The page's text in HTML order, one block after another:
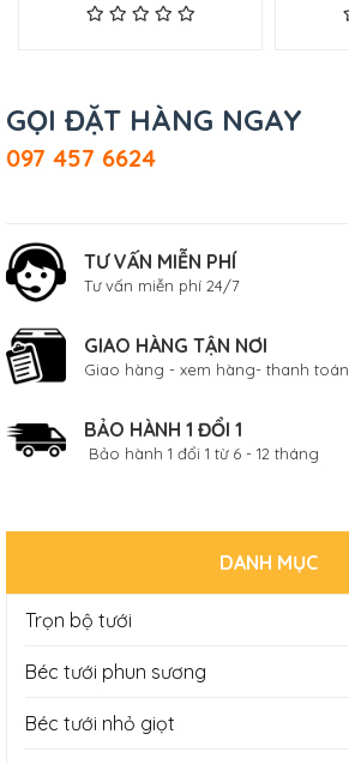
GỌI ĐẶT HÀNG NGAY
097 457 6624
TƯ VẤN MIỄN PHÍ
Tư vấn miễn phí 24/7
GIAO HÀNG TẬN NƠI
Giao hàng - xem hàng- thanh toán
BẢO HÀNH 1 ĐỔI 1
Bảo hành 1 đổi 1 từ 6 - 12 tháng
DANH MỤC
Trọn bộ tưới
Béc tưới phun sương
Béc tưới nhỏ giọt